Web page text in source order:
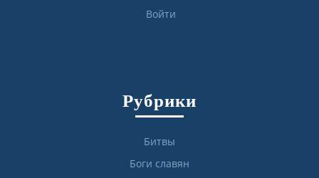
Войти
Рубрики
Битвы
Боги славян